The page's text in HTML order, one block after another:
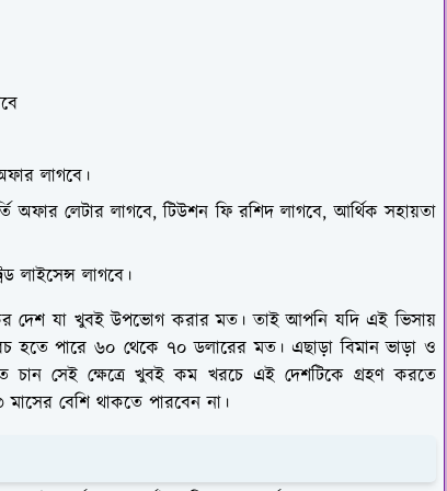
লাগবে।
অফার লেটার লাগবে, টিউশন ফি রশিদ লাগবে, আর্থিক সহায়তা
লাইসেন্স লাগবে।
দেশ যা খুবই উপভোগ করার মত। তাই আপনি যদি এই ভিসায়
হতে পারে ৬০ থেকে ৭০ ডলারের মত। এছাড়া বিমান ভাড়া ও
সেই ক্ষেত্রে খুবই কম খরচে এই দেশটিকে গ্রহণ করতে
বেশি থাকতে পারবেন না।